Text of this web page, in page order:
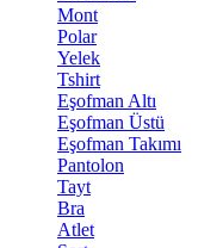
Mont
Polar
Yelek
Tshirt
Eşofman Altı
Eşofman Üstü
Eşofman Takımı
Pantolon
Tayt
Bra
Atlet